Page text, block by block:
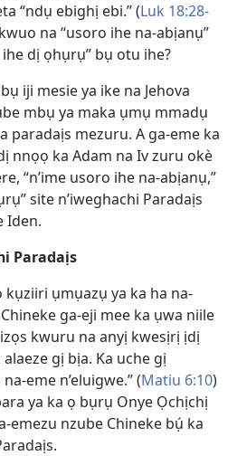
“ndụ ebighị ebi.” (Luk 18:28-
na “usoro ihe na-abịanụ”
dị ọhụrụ” bụ otu ihe?
iji mesie ya ike na Jehova
mbụ ya maka ụmụ mmadụ
paradaịs mezuru. A ga-eme ka
nnọọ ka Adam na Iv zuru okè
“n’ime usoro ihe na-abịanụ,”
site n’iweghachi Paradaịs
Iden.
Paradaịs
kụziiri ụmụazụ ya ka ha na-
ga-eji mee ka ụwa niile
kwuru na anyị kwesịrị ịdị
gị bịa. Ka uche gị
eme n’eluigwe.” (Matiu 6:10)
ya ka ọ bụrụ Onye Ọchịchị
emezu nzube Chineke bụ́ ka